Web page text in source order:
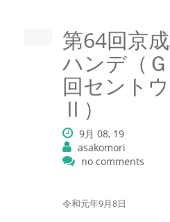
第64回京
ハンデ（
回セント
Ⅱ）
9月 08, 19
asakomori
no comments
令和元年9月8日